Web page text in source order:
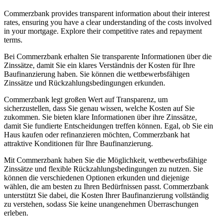
Commerzbank provides transparent information about their interest
rates, ensuring you have a clear understanding of the costs involved
in your mortgage. Explore their competitive rates and repayment
terms.
Bei Commerzbank erhalten Sie transparente Informationen über die
Zinssätze, damit Sie ein klares Verständnis der Kosten für Ihre
Baufinanzierung haben. Sie können die wettbewerbsfähigen
Zinssätze und Rückzahlungsbedingungen erkunden.
Commerzbank legt großen Wert auf Transparenz, um
sicherzustellen, dass Sie genau wissen, welche Kosten auf Sie
zukommen. Sie bieten klare Informationen über ihre Zinssätze,
damit Sie fundierte Entscheidungen treffen können. Egal, ob Sie ein
Haus kaufen oder refinanzieren möchten, Commerzbank hat
attraktive Konditionen für Ihre Baufinanzierung.
Mit Commerzbank haben Sie die Möglichkeit, wettbewerbsfähige
Zinssätze und flexible Rückzahlungsbedingungen zu nutzen. Sie
können die verschiedenen Optionen erkunden und diejenige
wählen, die am besten zu Ihren Bedürfnissen passt. Commerzbank
unterstützt Sie dabei, die Kosten Ihrer Baufinanzierung vollständig
zu verstehen, sodass Sie keine unangenehmen Überraschungen
erleben.